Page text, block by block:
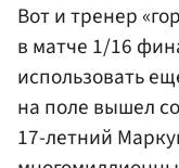
Вот и тренер
в матче 1/16
использовать
на поле вышел
17-летний